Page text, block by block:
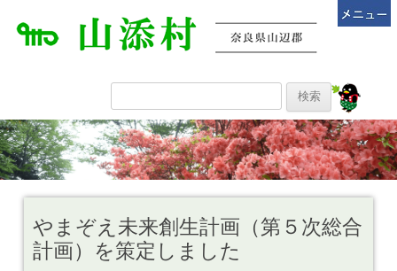
やまぞえ未来創生計画（第５次総合
計画）を策定しました